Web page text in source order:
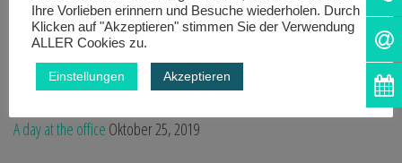
RECENT NEWS
How it all beganOktober 25, 2019
Don’t miss our next event
Oktober 25, 2019
A day at the office Oktober 25, 2019
Ihre Vorlieben erinnern und Besuche wiederholen. Durch
Klicken auf "Akzeptieren" stimmen Sie der Verwendung
ALLER Cookies zu.
Einstellungen Akzeptieren